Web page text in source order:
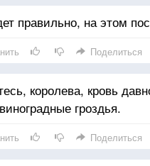
правильно, на этом
Поделиться
королева, кровь
гроздья.
Поделиться